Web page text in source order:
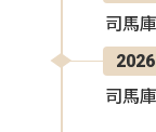
司馬
2026
司馬